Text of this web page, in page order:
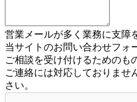
営業メールが多く業務に支障
当サイトのお問い合わせフォ
ご相談を受け付けるためのも
ご連絡には対応しておりませ
さい。